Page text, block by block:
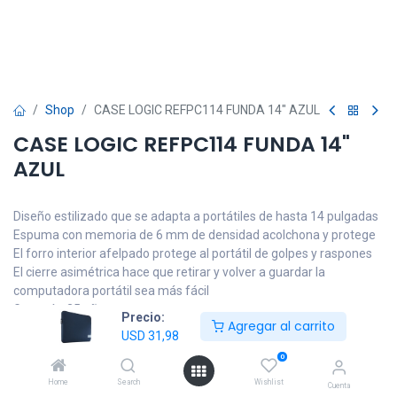
Precio:
USD 31,98
Agregar al carrito
Home Search
0
Wishlist Cuenta
Shop CASE LOGIC REFPC114 FUNDA 14" AZUL
CASE LOGIC REFPC114 FUNDA 14"
AZUL
Diseño estilizado que se adapta a portátiles de hasta 14 pulgadas
Espuma con memoria de 6 mm de densidad acolchona y protege
El forro interior afelpado protege al portátil de golpes y raspones
El cierre asimétrica hace que retirar y volver a guardar la
computadora portátil sea más fácil
Garantía: 25 años
31,98 IVA incluido